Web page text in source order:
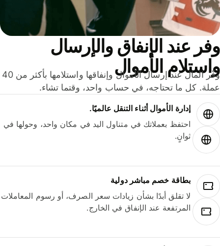
عند الإنفاق والإرسال
الأموال
وفّر المال عند إرسال الأموال وإنفاقها واستلامها بأكثر من 40
كل ما تحتاجه، في حساب واحد، وقتما تشاء.
إدارة الأموال أثناء التنقل عالميًا.
احتفظ بعملاتك في متناول اليد في مكان واحد، وحولها في
ثوانٍ.
بطاقة خصم مباشر دولية
لا تقلق أبدًا بشأن زيادات سعر الصرف، أو رسوم المعاملات
المرتفعة عند الإنفاق في الخارج.